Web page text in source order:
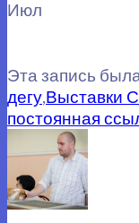
Июл
Эта запись
дегу,Выставки
постоянная